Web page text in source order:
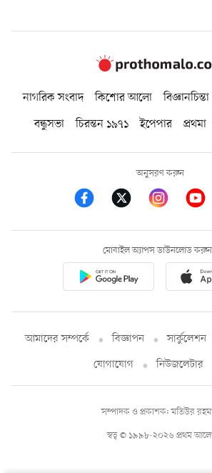
নাগরিক সংবাদ কিশোর আলো বিজ্ঞানচিন্তা
বন্ধুসভা
চিরন্তন ১৯৭১ ইপেপার প্রথমা
অনুসরণ করুন
মোবাইল অ্যাপস ডাউনলোড করুন
আমাদের সম্পর্কে বিজ্ঞাপন সার্কুলেশন
যোগাযোগ
নিউজলেটার
স্বত্ব © ১৯৯৮-২০২৬ প্রথম
সম্পাদক ও প্রকাশক: মতিউর